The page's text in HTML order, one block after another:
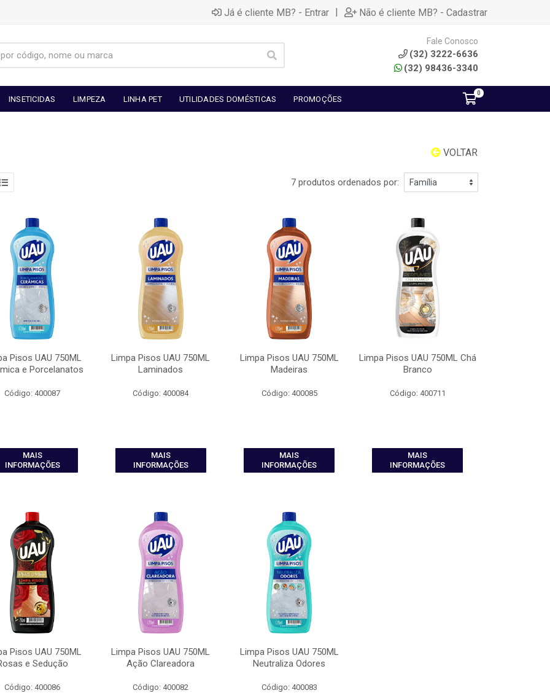
Já é cliente MB? - Entrar | Não é cliente MB? - Cadastrar
Fale Conosco
(32) 3222-6636
(32) 98436-3340
INSETICIDAS LIMPEZA LINHA PET UTILIDADES DOMÉSTICAS PROMOÇÕES
0
VOLTAR
7 produtos ordenados por:
Pisos UAU 750ML
e Porcelanatos
Código: 400087
MAIS
INFORMAÇÕES
Limpa Pisos UAU 750ML
Laminados
Código: 400084
MAIS
INFORMAÇÕES
Limpa Pisos UAU 750ML
Madeiras
Código: 400085
MAIS
INFORMAÇÕES
Limpa Pisos UAU 750ML Chá
Branco
Código: 400711
MAIS
INFORMAÇÕES
Pisos UAU 750ML
e Sedução
Código: 400086
Limpa Pisos UAU 750ML
Ação Clareadora
Código: 400082
Limpa Pisos UAU 750ML
Neutraliza Odores
Código: 400083